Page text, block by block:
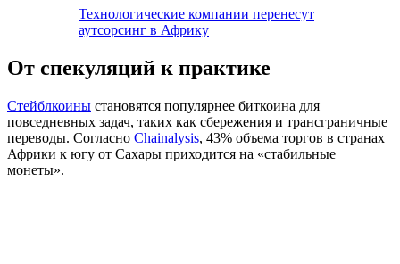
Технологические компании перенесут
аутсорсинг в Африку
От спекуляций к практике
Стейблкоины становятся популярнее биткоина для
повседневных задач, таких как сбережения и трансграничные
переводы. Согласно Chainalysis, 43% объема торгов в странах
Африки к югу от Сахары приходится на «стабильные
монеты».